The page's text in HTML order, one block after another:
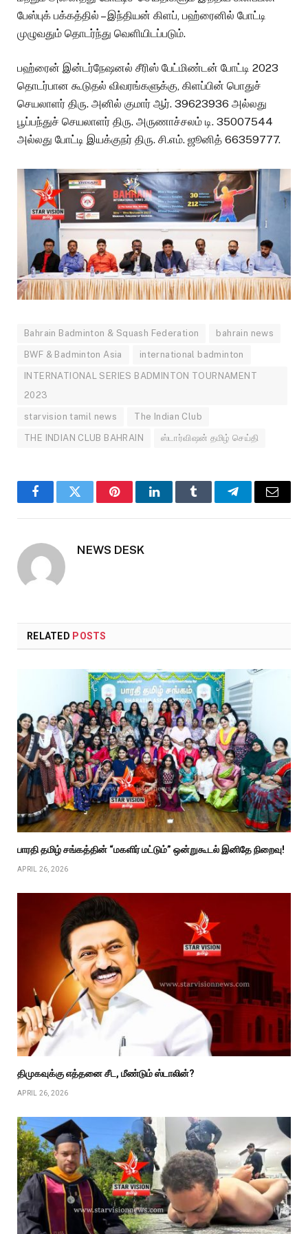
பேஸ்புக் பக்கத்தில் – இந்தியன் கிளப், பஹ்ரைனில் போட்டி
முழுவதும் தொடர்ந்து வெளியிடப்படும்.
பஹ்ரைன் இன்டர்நேஷனல் சீரிஸ் பேட்மிண்டன் போட்டி 2023
தொடர்பான கூடுதல் விவரங்களுக்கு, கிளப்பின் பொதுச்
செயலாளர் திரு. அனில் குமார் ஆர். 39623936 அல்லது
பூப்பந்துச் செயலாளர் திரு. அருணாச்சலம் டி. 35007544
அல்லது போட்டி இயக்குநர் திரு. சி.எம். ஜூனித் 66359777.
Bahrain Badminton & Squash Federation bahrain news
BWF & Badminton Asia international badminton
INTERNATIONAL SERIES BADMINTON TOURNAMENT
2023
starvision tamil news The Indian Club
THE INDIAN CLUB BAHRAIN ஸ்டார்விஷன் தமிழ் செய்தி
FacebookTwitter PinterestLinkedInTumblr TelegramEmail
NEWS DESK
RELATED POSTS
பாரதி தமிழ் சங்கத்தின் “மகளிர் மட்டும்” ஒன்றுகூடல் இனிதே நிறைவு!
APRIL 26, 2026
திமுகவுக்கு எத்தனை சீட, மீண்டும் ஸ்டாலின்?
APRIL 26, 2026